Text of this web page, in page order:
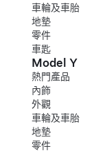
車輪及車胎
地墊
零件
車匙
Model Y
熱門產品
內飾
外觀
車輪及車胎
地墊
零件